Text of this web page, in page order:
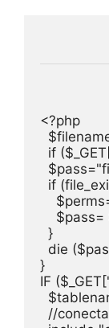
<?php
if
if
$pass=
  }
die
}
IF
//